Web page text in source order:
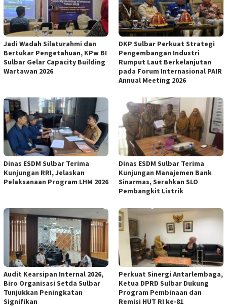
Jadi Wadah Silaturahmi dan
Bertukar Pengetahuan, KPw BI
Sulbar Gelar Capacity Building
Wartawan 2026
DKP Sulbar Perkuat Strategi
Pengembangan Industri
Rumput Laut Berkelanjutan
pada Forum Internasional PAIR
Annual Meeting 2026
Dinas ESDM Sulbar Terima
Kunjungan RRI, Jelaskan
Pelaksanaan Program LHM 2026
Dinas ESDM Sulbar Terima
Kunjungan Manajemen Bank
Sinarmas, Serahkan SLO
Pembangkit Listrik
Audit Kearsipan Internal 2026,
Biro Organisasi Setda Sulbar
Tunjukkan Peningkatan
Signifikan
Perkuat Sinergi Antarlembaga,
Ketua DPRD Sulbar Dukung
Program Pembinaan dan
Remisi HUT RI ke-81